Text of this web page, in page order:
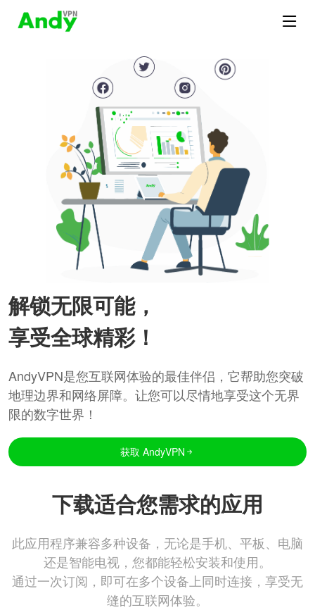
解锁无限可能，
享受全球精彩！
AndyVPN是您互联网体验的最佳伴侣，它帮助您突破
地理边界和网络屏障。让您可以尽情地享受这个无界
限的数字世界！
获取 AndyVPN
下载适合您需求的应用
此应用程序兼容多种设备，无论是手机、平板、电脑
还是智能电视，您都能轻松安装和使用。
通过一次订阅，即可在多个设备上同时连接，享受无
缝的互联网体验。